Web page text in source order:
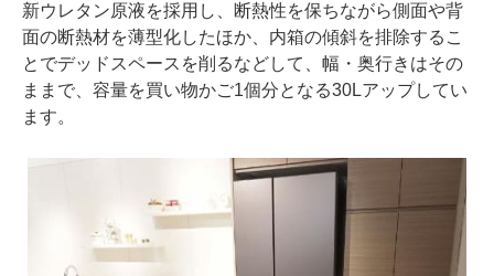
新ウレタン原液を採用し、断熱性を保ちながら側面や背
面の断熱材を薄型化したほか、内箱の傾斜を排除するこ
とでデッドスペースを削るなどして、幅・奥行きはその
ままで、容量を買い物かご1個分となる30Lアップしてい
ます。